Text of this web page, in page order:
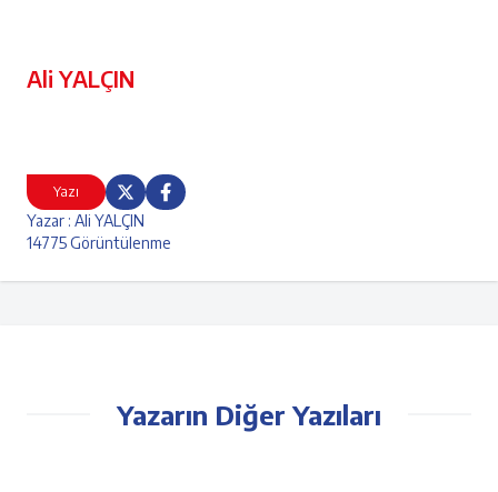
Yazı
Yazar : Ali YALÇIN
14775 Görüntülenme
Ali YALÇIN
Yazarın Diğer Yazıları